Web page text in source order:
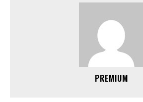
PREMIUM